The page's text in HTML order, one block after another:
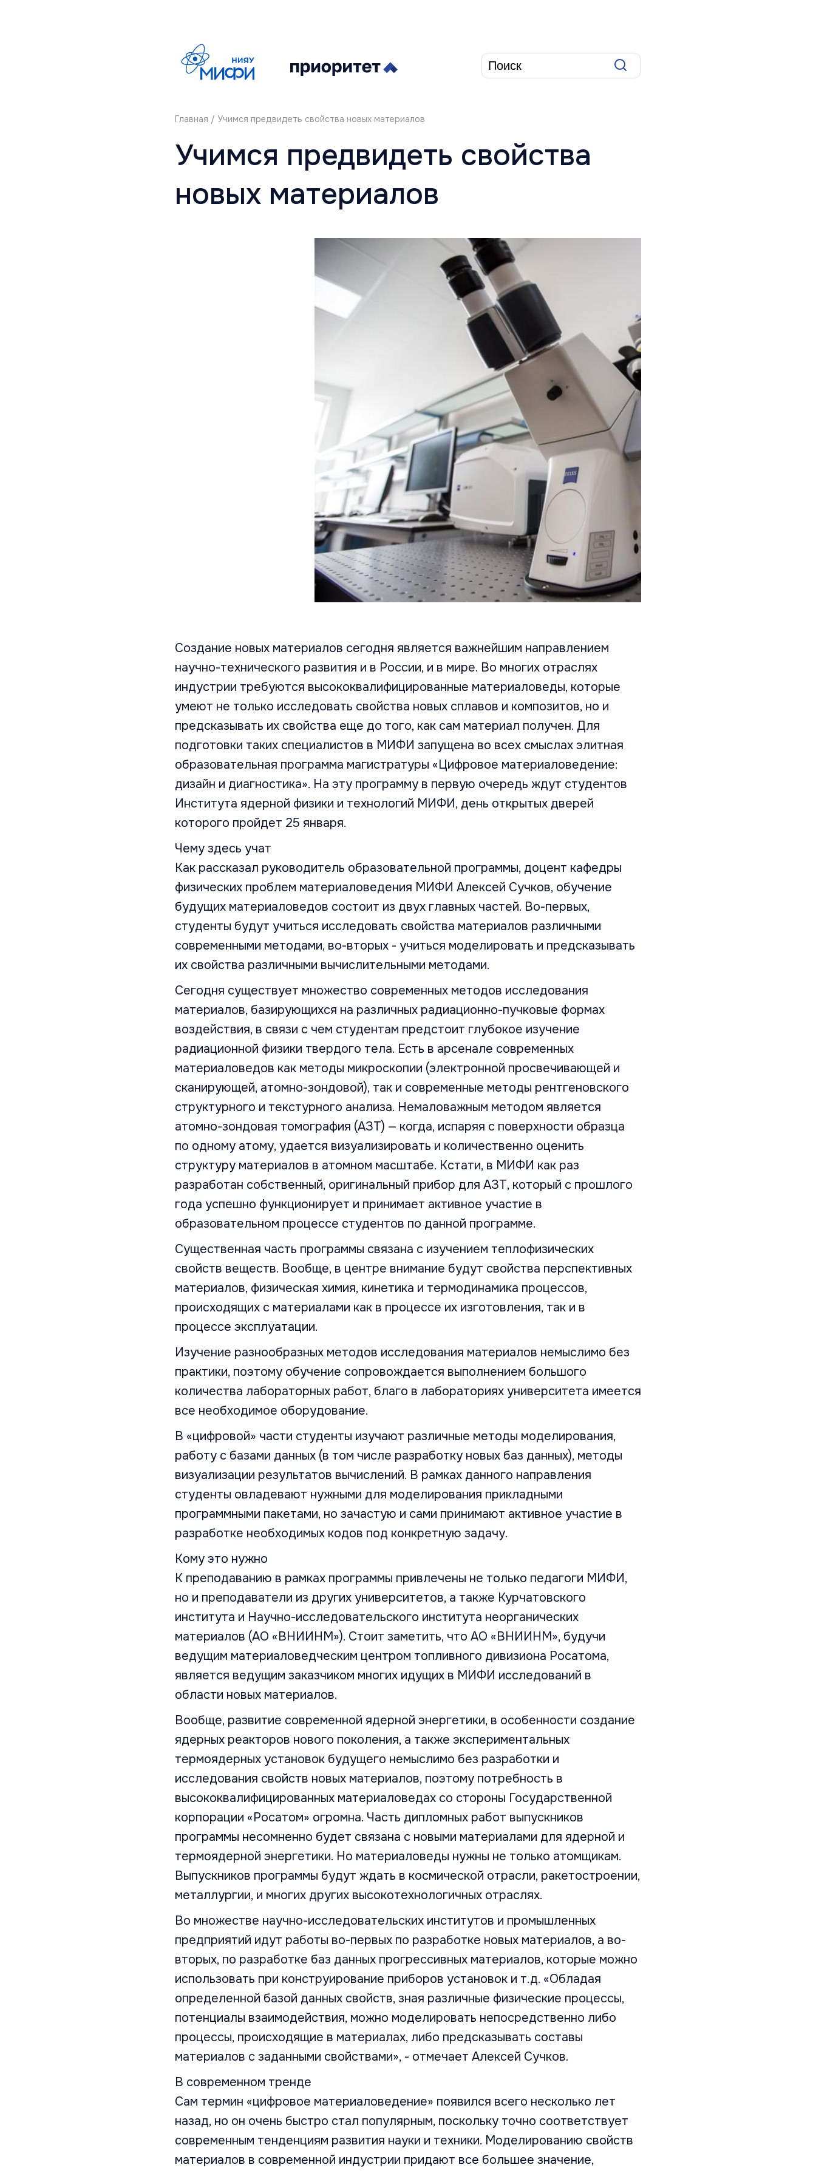
Форма поиска
Главная / Учимся предвидеть свойства новых материалов
Учимся предвидеть свойства
новых материалов
Создание новых материалов сегодня является важнейшим направлением
научно-технического развития и в России, и в мире. Во многих отраслях
индустрии требуются высококвалифицированные материаловеды, которые
умеют не только исследовать свойства новых сплавов и композитов, но и
предсказывать их свойства еще до того, как сам материал получен. Для
подготовки таких специалистов в МИФИ запущена во всех смыслах элитная
образовательная программа магистратуры «Цифровое материаловедение:
дизайн и диагностика». На эту программу в первую очередь ждут студентов
Института ядерной физики и технологий МИФИ, день открытых дверей
которого пройдет 25 января.
Чему здесь учат
Как рассказал руководитель образовательной программы, доцент кафедры
физических проблем материаловедения МИФИ Алексей Сучков, обучение
будущих материаловедов состоит из двух главных частей. Во-первых,
студенты будут учиться исследовать свойства материалов различными
современными методами, во-вторых - учиться моделировать и предсказывать
их свойства различными вычислительными методами.
Сегодня существует множество современных методов исследования
материалов, базирующихся на различных радиационно-пучковые формах
воздействия, в связи с чем студентам предстоит глубокое изучение
радиационной физики твердого тела. Есть в арсенале современных
материаловедов как методы микроскопии (электронной просвечивающей и
сканирующей, атомно-зондовой), так и современные методы рентгеновского
структурного и текстурного анализа. Немаловажным методом является
атомно-зондовая томография (АЗТ) — когда, испаряя с поверхности образца
по одному атому, удается визуализировать и количественно оценить
структуру материалов в атомном масштабе. Кстати, в МИФИ как раз
разработан собственный, оригинальный прибор для АЗТ, который с прошлого
года успешно функционирует и принимает активное участие в
образовательном процессе студентов по данной программе.
Существенная часть программы связана с изучением теплофизических
свойств веществ. Вообще, в центре внимание будут свойства перспективных
материалов, физическая химия, кинетика и термодинамика процессов,
происходящих с материалами как в процессе их изготовления, так и в
процессе эксплуатации.
Изучение разнообразных методов исследования материалов немыслимо без
практики, поэтому обучение сопровождается выполнением большого
количества лабораторных работ, благо в лабораториях университета имеется
все необходимое оборудование.
В «цифровой» части студенты изучают различные методы моделирования,
работу с базами данных (в том числе разработку новых баз данных), методы
визуализации результатов вычислений. В рамках данного направления
студенты овладевают нужными для моделирования прикладными
программными пакетами, но зачастую и сами принимают активное участие в
разработке необходимых кодов под конкретную задачу.
Кому это нужно
К преподаванию в рамках программы привлечены не только педагоги МИФИ,
но и преподаватели из других университетов, а также Курчатовского
института и Научно-исследовательского института неорганических
материалов (АО «ВНИИНМ»). Стоит заметить, что АО «ВНИИНМ», будучи
ведущим материаловедческим центром топливного дивизиона Росатома,
является ведущим заказчиком многих идущих в МИФИ исследований в
области новых материалов.
Вообще, развитие современной ядерной энергетики, в особенности создание
ядерных реакторов нового поколения, а также экспериментальных
термоядерных установок будущего немыслимо без разработки и
исследования свойств новых материалов, поэтому потребность в
высококвалифицированных материаловедах со стороны Государственной
корпорации «Росатом» огромна. Часть дипломных работ выпускников
программы несомненно будет связана с новыми материалами для ядерной и
термоядерной энергетики. Но материаловеды нужны не только атомщикам.
Выпускников программы будут ждать в космической отрасли, ракетостроении,
металлургии, и многих других высокотехнологичных отраслях.
Во множестве научно-исследовательских институтов и промышленных
предприятий идут работы во-первых по разработке новых материалов, а во-
вторых, по разработке баз данных прогрессивных материалов, которые можно
использовать при конструирование приборов установок и т.д. «Обладая
определенной базой данных свойств, зная различные физические процессы,
потенциалы взаимодействия, можно моделировать непосредственно либо
процессы, происходящие в материалах, либо предсказывать составы
материалов с заданными свойствами», - отмечает Алексей Сучков.
В современном тренде
Сам термин «цифровое материаловедение» появился всего несколько лет
назад, но он очень быстро стал популярным, поскольку точно соответствует
современным тенденциям развития науки и техники. Моделированию свойств
материалов в современной индустрии придают все большее значение,